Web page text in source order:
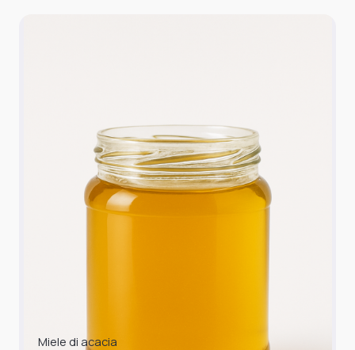
Miele di acacia